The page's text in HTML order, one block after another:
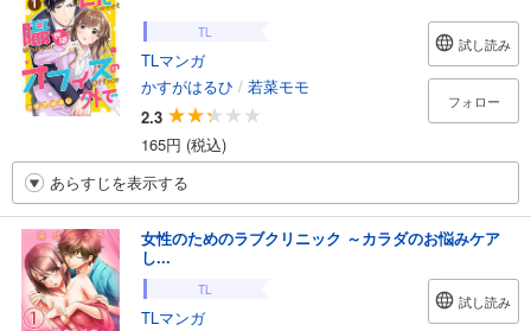
TL
TLマンガ
かすがはるひ / 若菜モモ
2.3
165円 (税込)
試し読み
フォロー
あらすじを表示する
女性のためのラブクリニック ～カラダのお悩みケア
し...
TL
TLマンガ
試し読み